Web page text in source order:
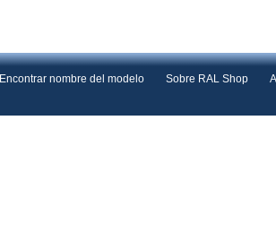
Encontrar nombre del modelo Sobre RAL Shop